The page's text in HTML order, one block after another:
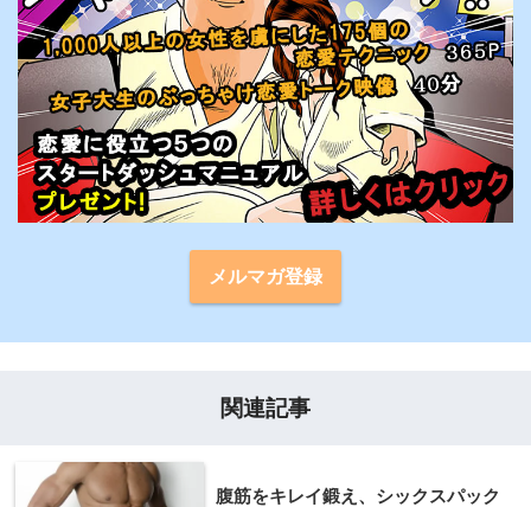
メルマガ登録
関連記事
腹筋をキレイ鍛え、シックスパック